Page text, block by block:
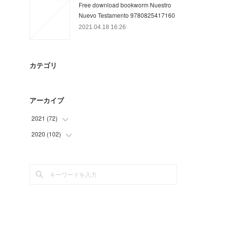
Free download bookworm Nuestro
Nuevo Testamento 9780825417160
2021.04.18 16:26
カテゴリ
アーカイブ
2021 (72)
(24
(
2020 (102)
(